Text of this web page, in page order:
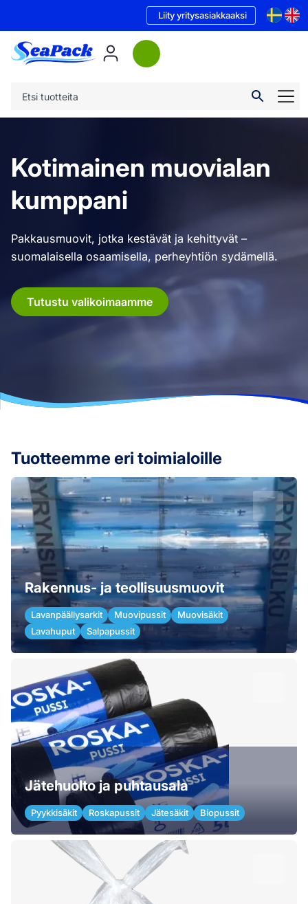
Liity yritysasiakkaaksi
Kotimainen muovialan
kumppani
Pakkausmuovit, jotka kestävät ja kehittyvät –
suomalaisella osaamisella, perheyhtiön sydämellä.
Tutustu valikoimaamme
Tuotteemme eri toimialoille
Rakennus- ja teollisuusmuovit
Lavanpäällysarkit Muovipussit
Muovisäkit
Lavahuput
Salpapussit
Jätehuolto ja puhtausala
Pyykkisäkit Roskapussit Jätesäkit Biopussit